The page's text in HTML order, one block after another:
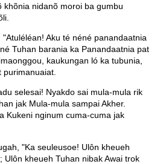
khõnia nidanõ moroi ba gumbu
Aku té néné panandaatnia
Tuhan barania ka Panandaatnia pat
kaukungan ló ka tubunia,
selesai! Nyakdo sai mula-mula rik
jak Mula-mula sampai Akher.
Kukeni nginum cuma-cuma jak
"Ka seuleusoe! Ulôn kheueh
Ulôn kheueh Tuhan nibak Awai trok